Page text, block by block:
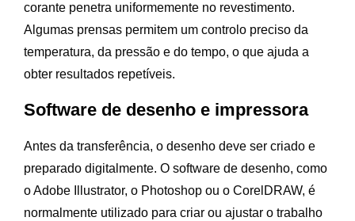
corante penetra uniformemente no revestimento.
Algumas prensas permitem um controlo preciso da
temperatura, da pressão e do tempo, o que ajuda a
obter resultados repetíveis.
Software de desenho e impressora
Antes da transferência, o desenho deve ser criado e
preparado digitalmente. O software de desenho, como
o Adobe Illustrator, o Photoshop ou o CorelDRAW, é
normalmente utilizado para criar ou ajustar o trabalho